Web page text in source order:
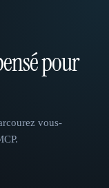
pour
vous-